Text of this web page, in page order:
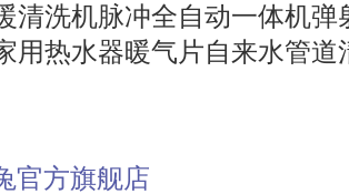
清洗机脉冲全自动一体机
用热水器暖气片自来水管
官方旗舰店